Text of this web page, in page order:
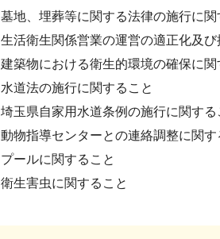
墓地、埋葬等に関する法律の施行に関
生活衛生関係営業の運営の適正化及
建築物における衛生的環境の確保に
水道法の施行に関すること
埼玉県自家用水道条例の施行に関する
動物指導センターとの連絡調整に関す
プールに関すること
衛生害虫に関すること